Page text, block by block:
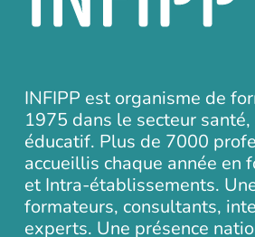
INFIPP est organisme de
1975 dans le secteur
éducatif. Plus de 7000
accueillis chaque année en
et Intra-établissements.
formateurs, consultants,
experts. Une présence